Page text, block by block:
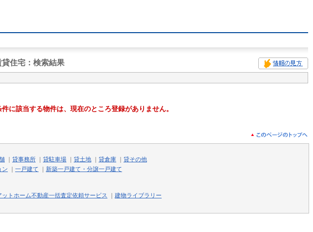
貸住宅 ：検索結果
に該当する物件は、現在のところ登録がありません。
貸事務所 貸駐車場 貸土地 貸倉庫
貸その他
ン 一戸建て
新築一戸建て・分譲一戸建て
ットホーム不動産一括査定依頼サービス
建物ライブラリー